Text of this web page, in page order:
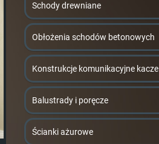
Schody drewniane
Obłożenia schodów betonowych
Konstrukcje komunikacyjne kacze
Balustrady i poręcze
Ścianki ażurowe